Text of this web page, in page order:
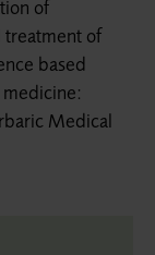
of
of
based
Medical